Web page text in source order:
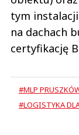
tym
na dachach
certyfikację
#MLP
#LOGISTYKA